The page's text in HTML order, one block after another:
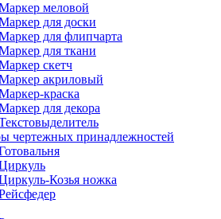
меловой
для доски
для флипчарта
для ткани
скетч
акриловый
краска
для декора
чертежных принадлежностей
Козья ножка